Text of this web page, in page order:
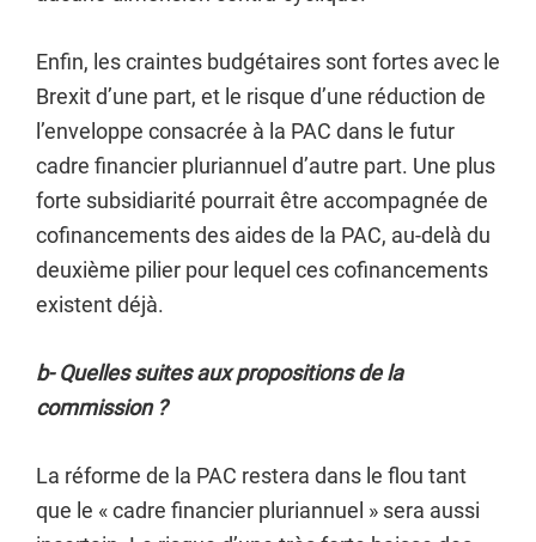
Enfin, les craintes budgétaires sont fortes avec le
Brexit d’une part, et le risque d’une réduction de
l’enveloppe consacrée à la PAC dans le futur
cadre financier pluriannuel d’autre part. Une plus
forte subsidiarité pourrait être accompagnée de
cofinancements des aides de la PAC, au-delà du
deuxième pilier pour lequel ces cofinancements
existent déjà.
b- Quelles suites aux propositions de la
commission ?
La réforme de la PAC restera dans le flou tant
que le « cadre financier pluriannuel » sera aussi